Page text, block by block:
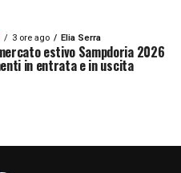
3 ore ago Elia Serra
estivo Sampdoria 2026
in entrata e in uscita